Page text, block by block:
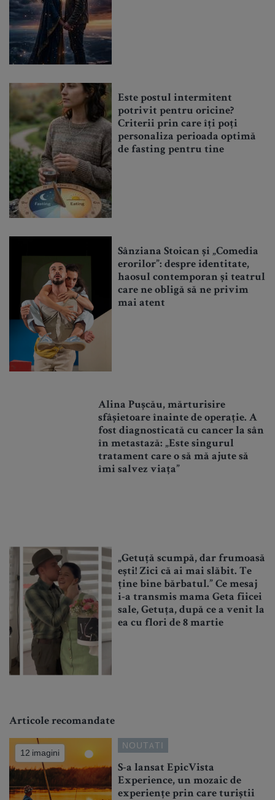
Este postul intermitent
potrivit pentru oricine?
Criterii prin care îți poți
personaliza perioada optimă
de fasting pentru tine
Sânziana Stoican și „Comedia
erorilor”: despre identitate,
haosul contemporan și teatrul
care ne obligă să ne privim
mai atent
Alina Pușcău, mărturisire
sfâșietoare înainte de operație. A
fost diagnosticată cu cancer la sân
în metastază: „Este singurul
tratament care o să mă ajute să
îmi salvez viața”
„Getuță scumpă, dar frumoasă
ești! Zici că ai mai slăbit. Te
ține bine bărbatul.” Ce mesaj
i-a transmis mama Geta fiicei
sale, Getuța, după ce a venit la
ea cu flori de 8 martie
Articole recomandate
12 imagini
NOUTATI
S-a lansat EpicVista
Experience, un mozaic de
experiențe prin care turiștii